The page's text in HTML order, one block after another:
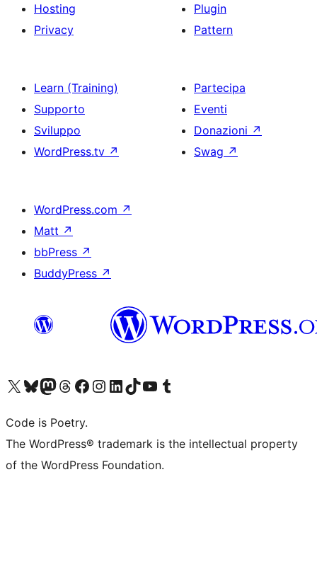
Hosting
Privacy
Plugin
Pattern
Learn (Training)
Supporto
Sviluppo
WordPress.tv ↗
Partecipa
Eventi
Donazioni ↗
Swag ↗
WordPress.com ↗
Matt ↗
bbPress ↗
BuddyPress ↗
Visita il nostro account X (ex Twitter)
Visita il nostro account Bluesky
Visita il nostro account Mastodon
Visita il nostro account Threads
Visita la nostra pagina Facebook
Visita il nostro account Instagram
Visita il nostro account LinkedIn
Visita il nostro account TikTok
Visita il nostro canale YouTube
Visita il nostro account Tumblr
Code is Poetry.
The WordPress® trademark is the intellectual property
of the WordPress Foundation.